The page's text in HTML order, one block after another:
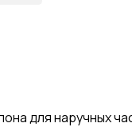
для наручных